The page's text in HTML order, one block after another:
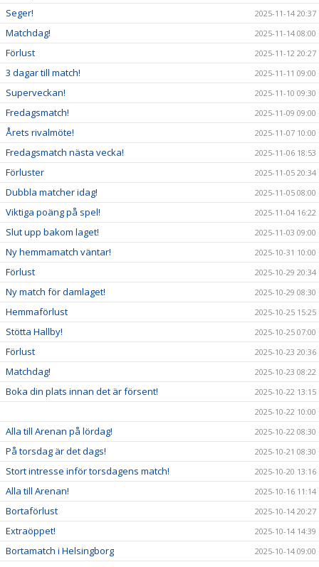
Seger! 2025-11-14 20:37
Matchdag! 2025-11-14 08:00
Förlust 2025-11-12 20:27
3 dagar till match! 2025-11-11 09:00
Superveckan! 2025-11-10 09:30
Fredagsmatch! 2025-11-09 09:00
Årets rivalmöte! 2025-11-07 10:00
Fredagsmatch nästa vecka! 2025-11-06 18:53
Förluster 2025-11-05 20:34
Dubbla matcher idag! 2025-11-05 08:00
Viktiga poäng på spel! 2025-11-04 16:22
Slut upp bakom laget! 2025-11-03 09:00
Ny hemmamatch väntar! 2025-10-31 10:00
Förlust 2025-10-29 20:34
Ny match för damlaget! 2025-10-29 08:30
Hemmaförlust 2025-10-25 15:25
Stötta Hallby! 2025-10-25 07:00
Förlust 2025-10-23 20:36
Matchdag! 2025-10-23 08:22
Boka din plats innan det är försent!
2025-10-22 13:15
2025-10-22 10:00
Alla till Arenan på lördag! 2025-10-22 08:30
På torsdag är det dags! 2025-10-21 08:30
Stort intresse inför torsdagens match! 2025-10-20 13:16
Alla till Arenan! 2025-10-16 11:14
Bortaförlust 2025-10-14 20:27
Extraöppet! 2025-10-14 14:39
Bortamatch i Helsingborg 2025-10-14 09:00